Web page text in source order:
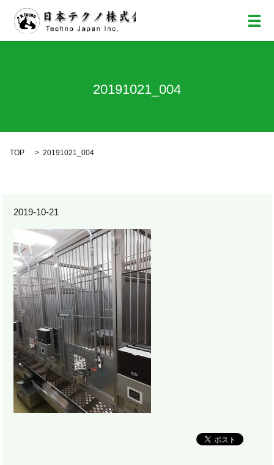
メ
20191021_004
TOP 20191021_004
2019-10-21